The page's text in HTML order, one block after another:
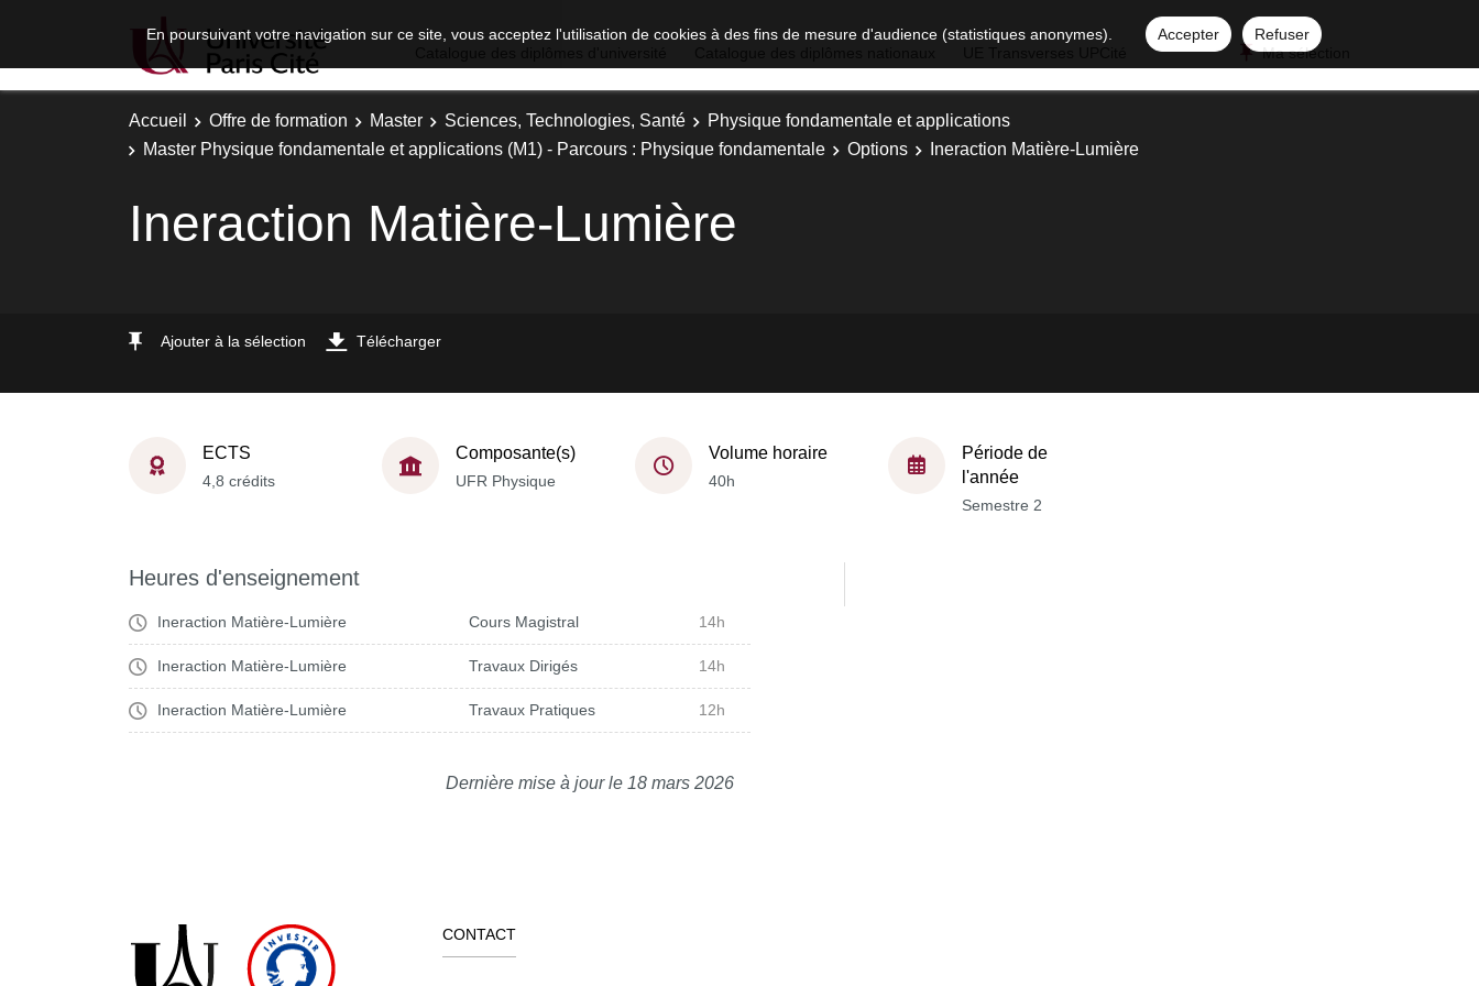
En poursuivant votre navigation sur ce site, vous acceptez l'utilisation de cookies à des fins de mesure d'audience (statistiques anonymes). Accepter
Refuser
Ma sélection
Accueil Offre de formation Master Sciences, Technologies, Santé
Physique fondamentale et applications
Master Physique fondamentale et applications (M1) - Parcours : Physique fondamentale
Options Ineraction Matière-Lumière
Ineraction Matière-Lumière
Ajouter à la sélection Télécharger
ECTS
4,8 crédits
Composante(s)
UFR Physique
Volume horaire
40h
Période de
l'année
Semestre 2
Heures d'enseignement
Ineraction Matière-Lumière Cours Magistral 14h
Ineraction Matière-Lumière Travaux Dirigés 14h
Ineraction Matière-Lumière Travaux Pratiques 12h
Dernière mise à jour le 18 mars 2026
CONTACT